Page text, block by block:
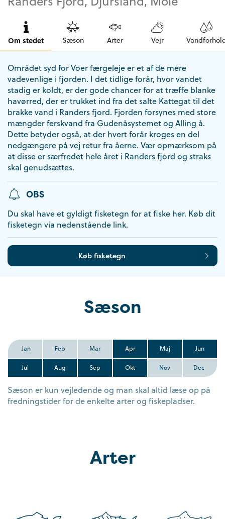
Om stedet Sæson Arter Vejr
Området syd for Voer færgeleje er et af de mere
vadevenlige i fjorden. I det tidlige forår, hvor vandet
stadig er koldt, er der gode chancer for at træffe blanke
havørred, der er trukket ind fra det salte Kattegat til det
brakke vand i Randers fjord. Fjorden forsynes med store
mængder ferskvand fra Gudenåsystemet og Alling å.
Dette betyder også, at der hvert forår kroges en del
nedgængere på vej retur fra åerne. Vær opmærksom på
at disse er særfredet hele året i Randers fjord og straks
skal genudsættes.
OBS
Du skal have et gyldigt fisketegn for at fiske her. Køb dit
fisketegn via nedenstående link.
Køb fisketegn
Sæson
Jan Feb Mar Apr Maj Jun
Jul Aug Sep Okt Nov Dec
Sæson er kun vejledende og man skal altid læse op på
fredningstider for de enkelte arter og fiskepladser.
Arter